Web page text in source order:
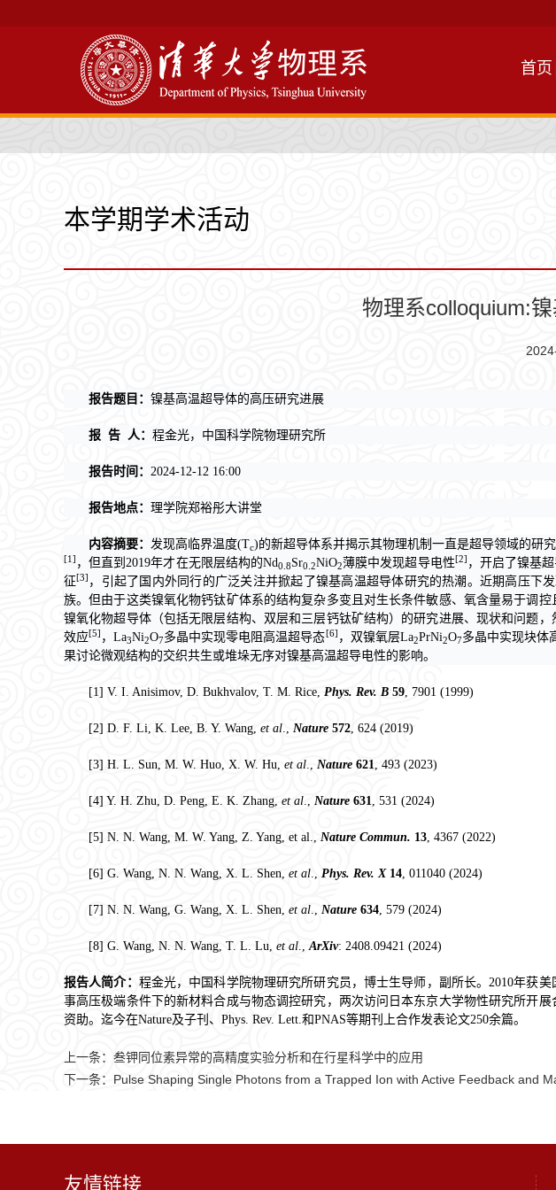
首页
本学期学术活动
物理系colloquium:
报告题目： 镍基高温超导体的高压研究进展
报 告 人： 程金光，中国科学院物理研究所
报告时间： 2024-12-12 16:00
报告地点： 理学院郑裕彤大讲堂
内容摘要： 发现高临界温度(Tc)的新超导体系并揭示其物理机制一直是超导领域的研
[1] ，但直到2019年才在无限层结构的Nd0.8Sr0.2NiO2薄膜中发现超导电性[2] ，开启了镍基
征[3] ，引起了国内外同行的广泛关注并掀起了镍基高温超导体研究的热潮。近期高压下
族。但由于这类镍氧化物钙钛矿体系的结构复杂多变且对生长条件敏感、氧含量易于调
镍氧化物超导体（包括无限层结构、双层和三层钙钛矿结构）的研究进展、现状和问题
效应[5] ，La3Ni2O7多晶中实现零电阻高温超导态[6] ，双镍氧层La2PrNi2O7多晶中实现块体
果讨论微观结构的交织共生或堆垛无序对镍基高温超导电性的影响。
[1] V. I. Anisimov, D. Bukhvalov, T. M. Rice, Phys. Rev. B 59, 7901 (1999)
[2] D. F. Li, K. Lee, B. Y. Wang, et al., Nature 572, 624 (2019)
[3] H. L. Sun, M. W. Huo, X. W. Hu, et al., Nature 621, 493 (2023)
[4] Y. H. Zhu, D. Peng, E. K. Zhang, et al., Nature 631, 531 (2024)
[5] N. N. Wang, M. W. Yang, Z. Yang, et al., Nature Commun. 13, 4367 (2022)
[6] G. Wang, N. N. Wang, X. L. Shen, et al., Phys. Rev. X 14, 011040 (2024)
[7] N. N. Wang, G. Wang, X. L. Shen, et al., Nature 634, 579 (2024)
[8] G. Wang, N. N. Wang, T. L. Lu, et al.,ArXiv: 2408.09421 (2024)
报告人简介： 程金光，中国科学院物理研究所研究员，博士生导师，副所长。2010年获
事高压极端条件下的新材料合成与物态调控研究，两次访问日本东京大学物性研究所开
资助。迄今在Nature及子刊、Phys. Rev. Lett.和PNAS等期刊上合作发表论文250余篇。
上一条： 叁钾同位素异常的高精度实验分析和在行星科学中的应用
下一条： Pulse Shaping Single Photons from a Trapped Ion with Active Feedback and
友情链接